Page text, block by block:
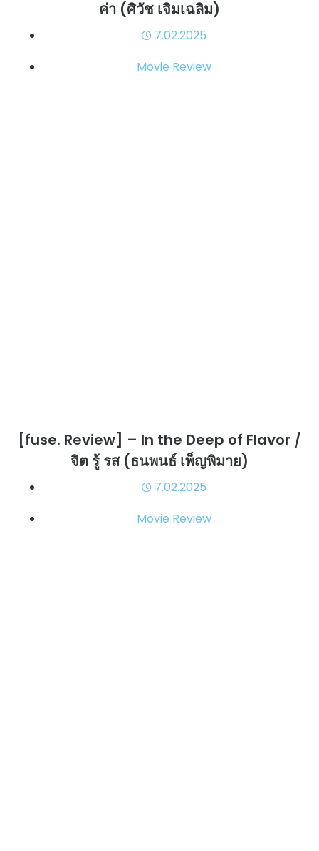
ค่า (ศิวัช เจิมเฉลิม)
7.02.2025
Movie Review
[fuse. Review] – In the Deep of Flavor /
จิต รู้ รส (ธนพนธ์ เพ็ญพิมาย)
7.02.2025
Movie Review